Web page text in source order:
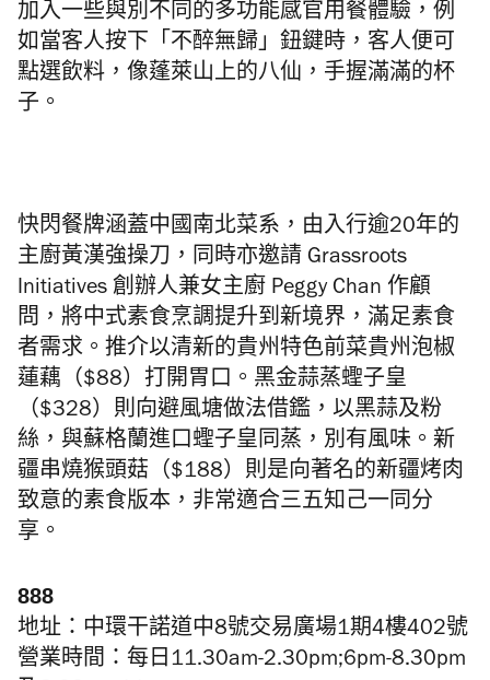
加入一些與別不同的多功能感官用餐體驗，例
如當客人按下「不醉無歸」鈕鍵時，客人便可
點選飲料，像蓬萊山上的八仙，手握滿滿的杯
子。
快閃餐牌涵蓋中國南北菜系，由入行逾20年的
主廚黃漢強操刀，同時亦邀請 Grassroots
Initiatives 創辦人兼女主廚 Peggy Chan 作顧
問，將中式素食烹調提升到新境界，滿足素食
者需求。推介以清新的貴州特色前菜貴州泡椒
蓮藕（$88） 打開胃口。黑金蒜蒸蟶子皇
（$328）則向避風塘做法借鑑，以黑蒜及粉
絲，與蘇格蘭進口蟶子皇同蒸，別有風味。新
疆串燒猴頭菇（$188）則是向著名的新疆烤肉
致意的素食版本，非常適合三五知己一同分
享。
888
地址：中環干諾道中8號交易廣場1期4樓402號
營業時間：每日11.30am-2.30pm;6pm-8.30pm